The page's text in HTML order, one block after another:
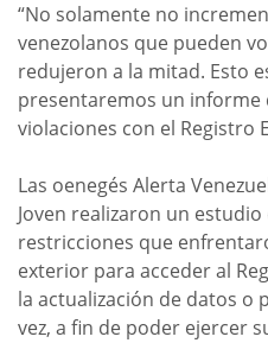
“No solamente no
venezolanos que pueden
redujeron a la mitad. Esto
presentaremos un informe
violaciones con el Registro
Las oenegés Alerta
Joven realizaron un
restricciones que
exterior para acceder al
la actualización de datos
vez, a fin de poder ejercer